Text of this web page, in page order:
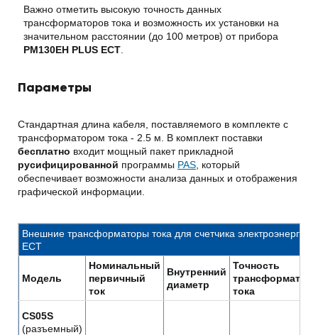
Важно отметить высокую точность данных
трансформаторов тока и возможность их установки на
значительном расстоянии (до 100 метров) от прибора
PM130EH PLUS ECT.
Параметры
Стандартная длина кабеля, поставляемого в комплекте с
трансформатором тока - 2.5 м. В комплект поставки
бесплатно входит мощный пакет прикладной
русифицированной программы PAS , который
обеспечивает возможности анализа данных и отображения
графической информации.
Внешние трансформаторы тока для счетчика электроэнергии
ECT
Модель
Номинальный
первичный
ток
Внутренний
диаметр
Точность
тока
CS05S
(разъемный)